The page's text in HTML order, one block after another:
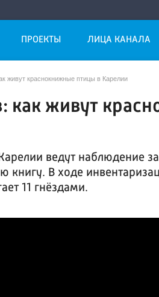
ПРОЕКТЫ ЛИЦА КАНАЛА
живут краснокнижные птицы в Карелии
как живут
ведут наблюдение
книгу. В ходе
11 гнёздами.